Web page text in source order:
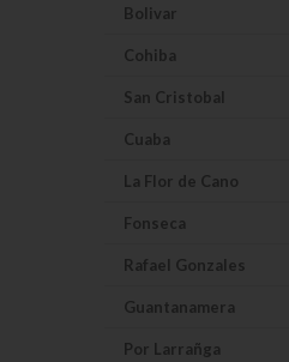
Bolivar
Cohiba
San Cristobal
Cuaba
La Flor de Cano
Fonseca
Rafael Gonzales
Guantanamera
Por Larrañga